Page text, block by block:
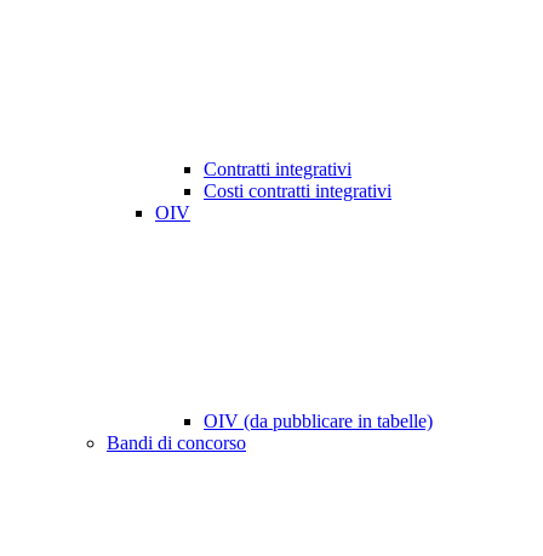
Contratti integrativi
Costi contratti integrativi
OIV
OIV (da pubblicare in tabelle)
Bandi di concorso